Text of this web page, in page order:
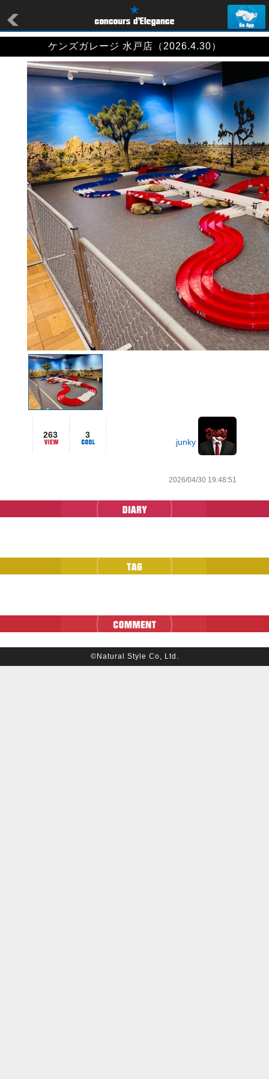
ケンズガレージ 水戸店（2026.4.30）
263 3
junky
2026/04/30 19:48:51
©Natural Style Co, Ltd.